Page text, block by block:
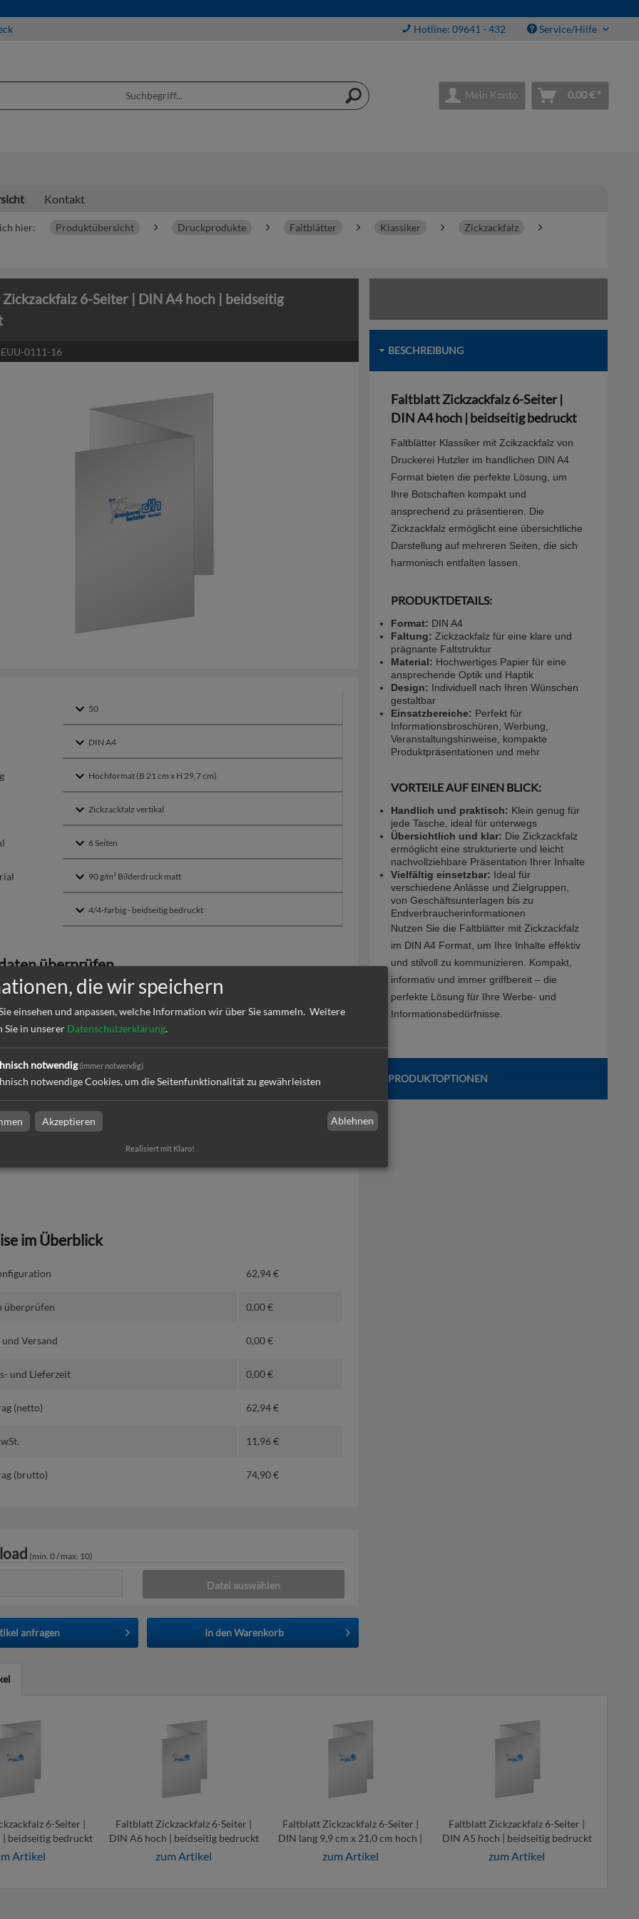
Hotline: 09641 - 432 Service/Hilfe
Mein Konto 0,00 € *
Kontakt
hier: Produktübersicht Druckprodukte Faltblätter Klassiker
Zickzackfalz
6-Seiter | DIN A4 hoch | beidseitig
EUU-0111-16
überprüfen
und Versand
im Überblick
62,94€
überprüfen 0,00€
Versand 0,00€
und Lieferzeit 0,00€
(netto) 62,94€
11,96€
(brutto) 74,90€
(min. 0 / max. 10)
Datei auswählen
anfragen In denWarenkorb
BESCHREIBUNG
Faltblatt Zickzackfalz 6-Seiter |
DIN A4 hoch | beidseitig bedruckt
Faltblätter Klassiker mit Zcikzackfalz von
Druckerei Hutzler im handlichen DIN A4
Format bieten die perfekte Lösung, um
Ihre Botschaften kompakt und
ansprechend zu präsentieren. Die
Zickzackfalz ermöglicht eine übersichtliche
Darstellung auf mehreren Seiten, die sich
harmonisch entfalten lassen.
PRODUKTDETAILS:
Format: DIN A4
Faltung: Zickzackfalz für eine klare und
prägnante Faltstruktur
Material: Hochwertiges Papier für eine
ansprechende Optik und Haptik
Design: Individuell nach Ihren Wünschen
gestaltbar
Einsatzbereiche: Perfekt für
Informationsbroschüren, Werbung,
Veranstaltungshinweise, kompakte
Produktpräsentationen und mehr
VORTEILE AUF EINEN BLICK:
Handlich und praktisch: Klein genug für
jede Tasche, ideal für unterwegs
Übersichtlich und klar: Die Zickzackfalz
ermöglicht eine strukturierte und leicht
nachvollziehbare Präsentation Ihrer Inhalte
Vielfältig einsetzbar: Ideal für
verschiedene Anlässe und Zielgruppen,
von Geschäftsunterlagen bis zu
Endverbraucherinformationen
Nutzen Sie die Faltblätter mit Zickzackfalz
im DIN A4 Format, um Ihre Inhalte effektiv
und stilvoll zu kommunizieren. Kompakt,
informativ und immer griffbereit – die
perfekte Lösung für Ihre Werbe- und
Informationsbedürfnisse.
PRODUKTOPTIONEN
6-Seiter |
| beidseitig bedruckt
Artikel
Faltblatt Zickzackfalz 6-Seiter |
DIN A6 hoch | beidseitig bedruckt
zum Artikel
Faltblatt Zickzackfalz 6-Seiter |
DIN lang 9,9 cm x 21,0 cm hoch |
beidseitig bedruckt
zum Artikel
Faltblatt Zickzackfalz 6-Seiter |
DIN A5 hoch | beidseitig bedruckt
zum Artikel
die wir speichern
einsehen und anpassen, welche Information wir über Sie sammeln. Weitere
Sie in unserer Datenschutzerklärung.
notwendig(immer notwendig)
notwendige Cookies, um die Seitenfunktionalität zu gewährleisten
Akzeptieren Ablehnen
Realisiert mit Klaro!